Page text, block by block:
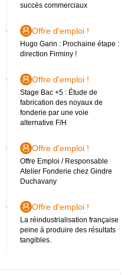
succès commerciaux
Offre d'emploi !
Hugo Garin : Prochaine étape :
direction Firminy !
Offre d'emploi !
Stage Bac +5 : Étude de
fabrication des noyaux de
fonderie par une voie
alternative F/H
Offre d'emploi !
Offre Emploi / Responsable
Atelier Fonderie chez Gindre
Duchavany
Offre d'emploi !
La réindustrialisation française
peine à produire des résultats
tangibles.